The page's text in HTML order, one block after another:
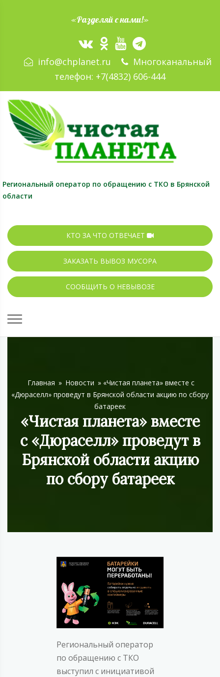
«Разделяй с нами!»
info@chplanet.ru
Многоканальный
телефон: +7(4832) 606-444
Региональный оператор по обращению с ТКО в Брянской
области
КТО ЗА ЧТО ОТВЕЧАЕТ
ЗАКАЗАТЬ ВЫВОЗ МУСОРА
СООБЩИТЬ О НЕВЫВОЗЕ
Главная » Новости » «Чистая планета» вместе с
«Дюраселл» проведут в Брянской области акцию по сбору
батареек
«Чистая планета» вместе
с «Дюраселл» проведут в
Брянской области акцию
по сбору батареек
Региональный оператор
по обращению с ТКО
выступил с инициативой